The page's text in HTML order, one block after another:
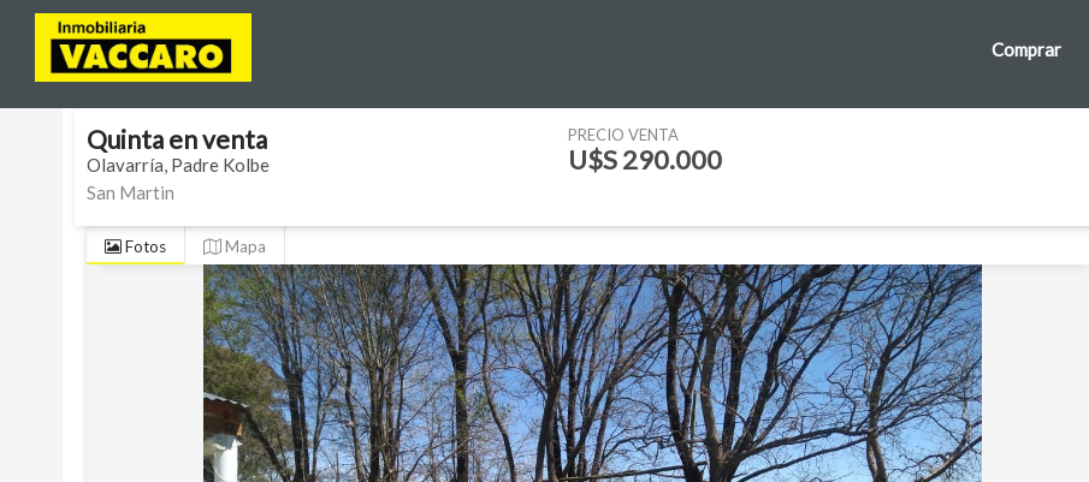
Comprar
Quinta enventa
Olavarría Padre Kolbe
San Martin
PRECIO VENTA
U$S 290.000
Fotos Mapa